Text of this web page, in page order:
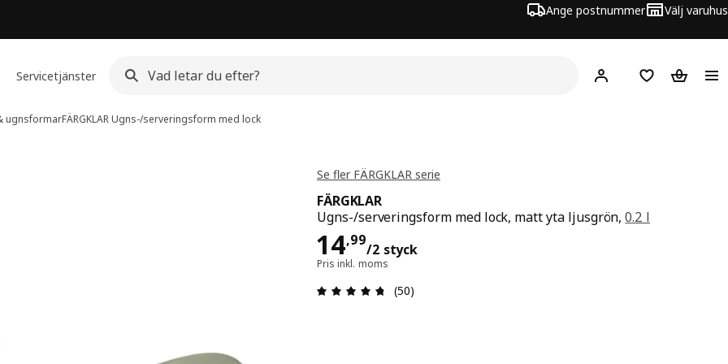
Ange postnummer Välj varuhus
Servicetjänster Hej! Logga inInköpslistaVarukorg
ugnsformarFÄRGKLARUgns-/serveringsform med lock
Se fler FÄRGKLAR serie
FÄRGKLAR
Ugns-/serveringsform med lock, matt yta ljusgrön,0.2 l
14,99
/2 styck
Pris 14,99/2 styck
Pris inkl. moms
Recension: 4.7 / 5 stjärnor. Totalt antal recensioner: 50
(50)